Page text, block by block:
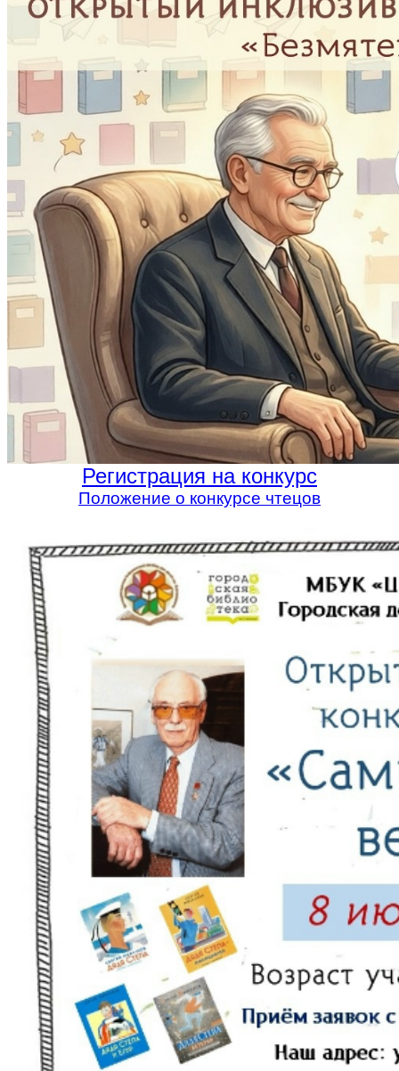
Регистрация на конкурс
Положение о конкурсе чтецов